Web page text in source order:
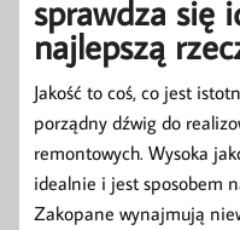
sprawdza się
najlepszą
Jakość to coś, co jest
porządny dźwig do
remontowych. Wysoka
idealnie i jest sposobem
Zakopane wynajmują